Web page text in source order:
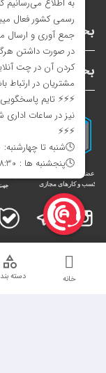
بخش‌های
بخش‌های سایت
اینستاگرام تلگرام
تمامی کالاها و خدمات
خانه دسته